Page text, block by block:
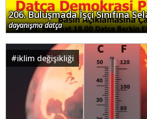
206. Buluşmada İşçi Sınıfına
dayanışma datça
#iklim değişikliği